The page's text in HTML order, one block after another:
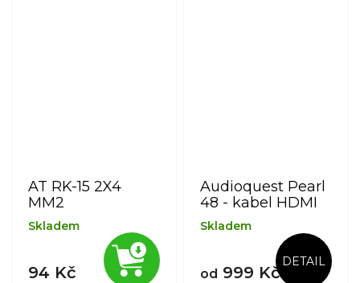
AT RK-15 2X4
MM2
Skladem
94 Kč
Audioquest Pearl
48 - kabel HDMI
Skladem
od 999 Kč
DETAIL